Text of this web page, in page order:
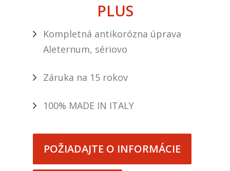
PLUS
Kompletná antikorózna úprava
Aleternum, sériovo
Záruka na 15 rokov
100% MADE IN ITALY
POŽIADAJTE O INFORMÁCIE